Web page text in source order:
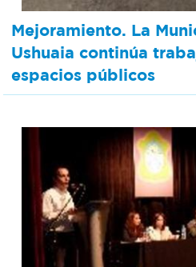
Mejoramiento. La
Ushuaia continúa
espacios públicos